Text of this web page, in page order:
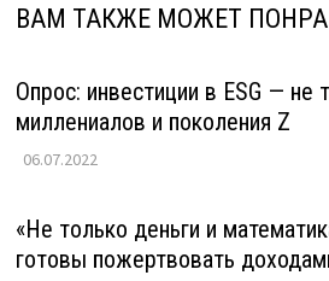
ВАМ ТАКЖЕ МОЖЕТ
Опрос: инвестиции в ESG — не
миллениалов и поколения Z
06.07.2022
«Не только деньги и
готовы пожертвовать